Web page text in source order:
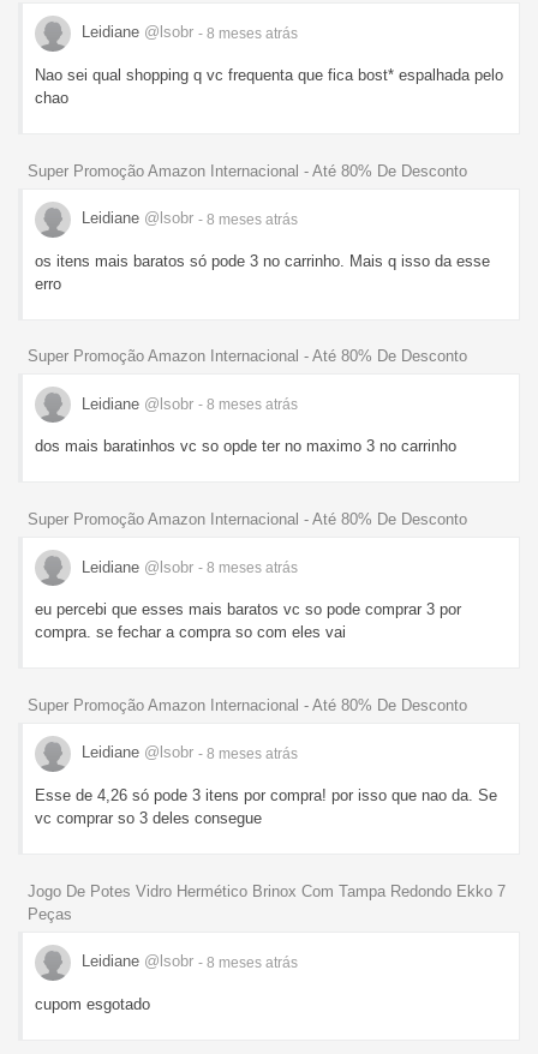
Leidiane @lsobr - 8 meses atrás
Nao sei qual shopping q vc frequenta que fica bost* espalhada pelo
chao
Super Promoção Amazon Internacional - Até 80% De Desconto
Leidiane @lsobr - 8 meses atrás
os itens mais baratos só pode 3 no carrinho. Mais q isso da esse
erro
Super Promoção Amazon Internacional - Até 80% De Desconto
Leidiane @lsobr - 8 meses atrás
dos mais baratinhos vc so opde ter no maximo 3 no carrinho
Super Promoção Amazon Internacional - Até 80% De Desconto
Leidiane @lsobr - 8 meses atrás
eu percebi que esses mais baratos vc so pode comprar 3 por
compra. se fechar a compra so com eles vai
Super Promoção Amazon Internacional - Até 80% De Desconto
Leidiane @lsobr - 8 meses atrás
Esse de 4,26 só pode 3 itens por compra! por isso que nao da. Se
vc comprar so 3 deles consegue
Jogo De Potes Vidro Hermético Brinox Com Tampa Redondo Ekko 7
Peças
Leidiane @lsobr - 8 meses atrás
cupom esgotado